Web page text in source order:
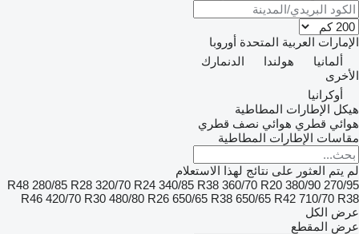
الإمارات العربية المتحدة أوروبا
ألمانيا
هولندا
الدنمارك
الأخرى
أوكرانيا
هيكل الإطارات المطاطية
هوائي قطري هوائي نصف قطري
مقاسات الإطارات المطاطية
لم يتم العثور على نتائج لهذا الاستعلام
270/95 R48
280/85 R28 320/70 R24 340/85 R38 360/70 R20 380/90
R46 420/70 R30 480/80 R26 650/65 R38 650/65 R42 710/70 R38
عرض الكل
عرض المقطع